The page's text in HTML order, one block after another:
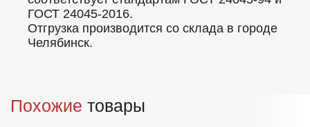
ГОСТ 24045-2016.
Отгрузка производится со склада в городе
Челябинск.
Похожие товары